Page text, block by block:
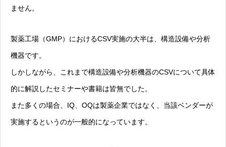
ません。
製薬工場（GMP）におけるCSV実施の大半は、構造設備や分析
機器です。
しかしながら、これまで構造設備や分析機器のCSVについて具体
的に解説したセミナーや書籍は皆無でした。
また多くの場合、IQ、OQは製薬企業ではなく、当該ベンダーが
実施するというのが一般的になっています。